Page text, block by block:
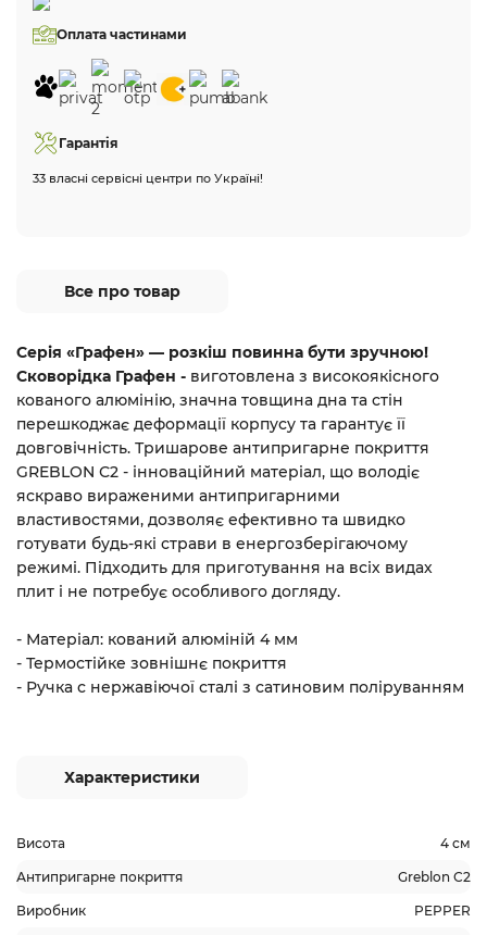
Оплата частинами
Гарантія
33 власні сервісні центри по Україні!
Все про товар
Серія «Графен» — розкіш повинна бути зручною!
Сковорідка Графен - виготовлена з високоякісного
кованого алюмінію, значна товщина дна та стін
перешкоджає деформації корпусу та гарантує її
довговічність. Тришарове антипригарне покриття
GREBLON С2 - інноваційний матеріал, що володіє
яскраво вираженими антипригарними
властивостями, дозволяє ефективно та швидко
готувати будь-які страви в енергозберігаючому
режимі. Підходить для приготування на всіх видах
плит і не потребує особливого догляду.
- Матеріал: кований алюміній 4 мм
- Термостійке зовнішнє покриття
- Ручка с нержавіючої сталі з сатиновим поліруванням
Характеристики
Висота 4 см
Антипригарне покриття Greblon С2
Виробник PEPPER